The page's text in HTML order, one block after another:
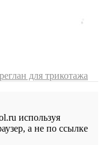
для трикотажа
используя
а не по ссылке